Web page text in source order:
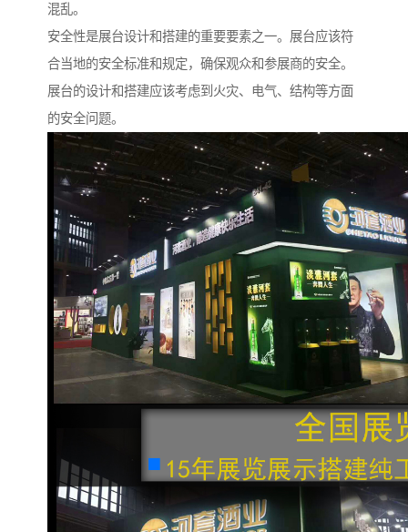
混乱。
安全性是展台设计和搭建的重要要素之一。展台应该符
合当地的安全标准和规定，确保观众和参展商的安全。
展台的设计和搭建应该考虑到火灾、电气、结构等方面
的安全问题。